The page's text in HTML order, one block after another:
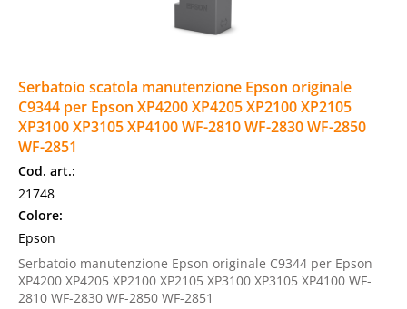
Serbatoio scatola manutenzione Epson originale
C9344 per Epson XP4200 XP4205 XP2100 XP2105
XP3100 XP3105 XP4100 WF-2810 WF-2830 WF-2850
WF-2851
Cod. art.:
21748
Colore:
Epson
Serbatoio manutenzione Epson originale C9344 per Epson
XP4200 XP4205 XP2100 XP2105 XP3100 XP3105 XP4100 WF-
2810 WF-2830 WF-2850 WF-2851